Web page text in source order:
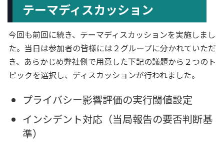
テーマディスカッション
今回も前回に続き、テーマディスカッションを実施しまし
た。当日は参加者の皆様には２グループに分かれていただ
き、あらかじめ弊社側で用意した下記の議題から２つのト
ピックを選択し、ディスカッションが行われました。
プライバシー影響評価の実行閾値設定
インシデント対応（当局報告の要否判断基
準）